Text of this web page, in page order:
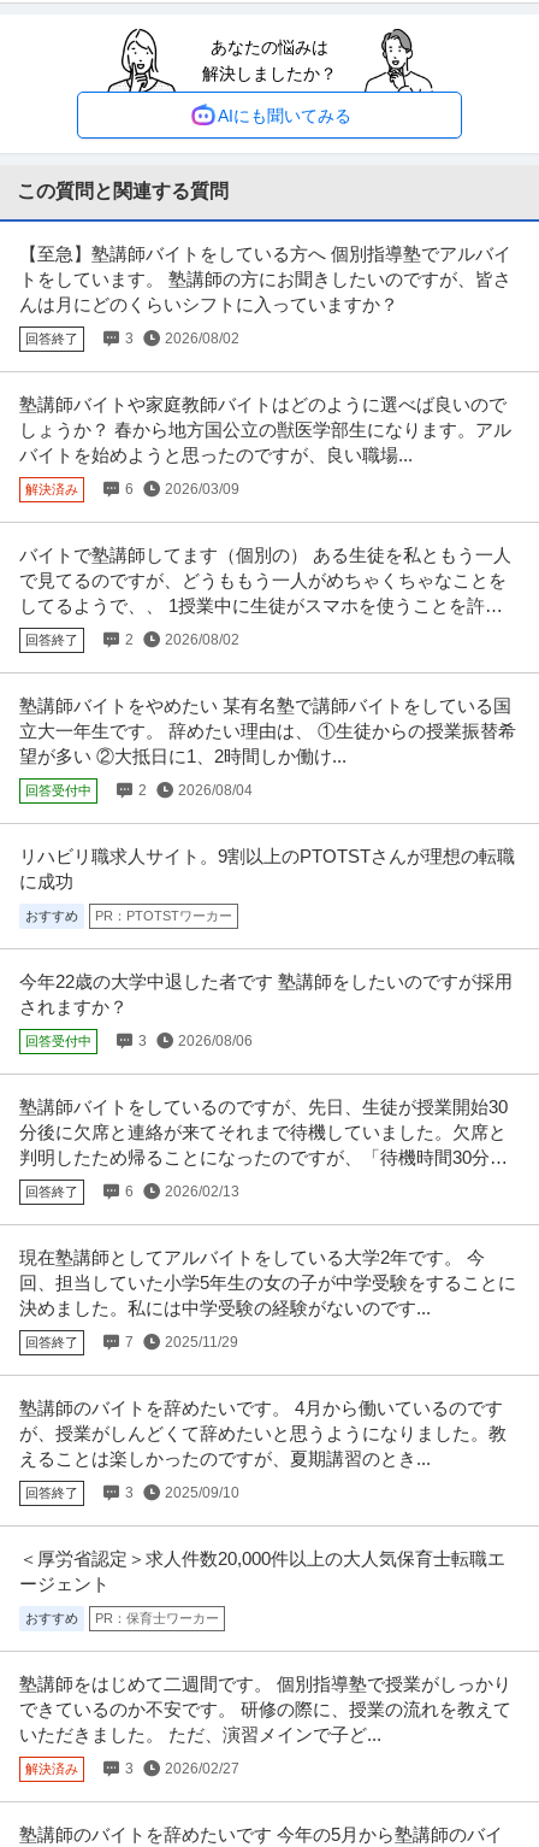
正社員 塾講師 ／東京都・個別指導・専任講師
株式会社フロンティア
交通費支給 昇給あり 社会保険完備
■アピールポイント 《新規開校》中学受験の個別指導講師募集☆ベテラン採
用☆ 【給与】 325000…続きを見る
不動産企画・不動産開発 ／ 大手進学塾の運営部・開発課／総合職
株式会社早稲田アカデミー
一般社団法人 上場企業 産休・育休実績あり
年収400万円〜600万円
【職種】不動産＞不動産企画・不動産開発 【業種】その他（教育・官公庁）
など＞教育 ※会員属性などに…続きを見る
提供：ビズリーチ
キャリアコンサルタント・キャリアカウンセラー ／ 「ベネッセ高
等学院中等部」キャンパス長／副キャンパス長候補 ～新規事業の
株式会社東京個別指導学院
未経験OK
【職種】営業＞キャリアコンサルタント・キャリアカウンセラー 【業種】そ
の他（教育・官公庁）など＞教 …続きを見る
提供：ビズリーチ
当〜HRリード候補博士号多数の精鋭組織でスタートアップの組織
づくりを牽引
新着 大手企業 土日休み 職場内禁煙
年収800万円〜1,500万円
【職種】人事＞採用 【業種】建設＞建設・建築・土木 ※会員属性などに応
じ、当該求人をビズリーチ上で…続きを見る
提供：ビズリーチ
四谷／『河合塾校舎』の施設管理年休120日・土日祝休／「最高レ
ベルの教育」を追求する総合教育機関
学校法人 河合塾
正社員 交通費支給 昇給あり 残業手当あり
学校法人 河合塾 【四谷】『河合塾校舎』の施設管理◆年休120日・土日祝休
／「最高レベルの教育」を
トマネージャー（創薬・診断・医療機器特化 ）
慶應義塾
新着 リモートワーク ベンチャー企業 職場内禁煙
年収800万円〜1,100万円
【職種】経営＞新規事業企画・事業開発 【業種】その他（教育・官公庁）な
この条件の求人をもっと見る
あなたの悩みは
解決しましたか？
AIにも聞いてみる
この質問と関連する質問
【至急】塾講師バイトをしている方へ 個別指導塾でアルバイ
トをしています。 塾講師の方にお聞きしたいのですが、皆さ
んは月にどのくらいシフトに入っていますか？
回答終了 3 2026/08/02
塾講師バイトや家庭教師バイトはどのように選べば良いので
しょうか？ 春から地方国公立の獣医学部生になります。アル
バイトを始めようと思ったのですが、良い職場...
解決済み 6 2026/03/09
バイトで塾講師してます（個別の） ある生徒を私ともう一人
で見てるのですが、どうももう一人がめちゃくちゃなことを
してるようで、、 1授業中に生徒がスマホを使うことを許可
してる
回答終了 2 2026/08/02
塾講師バイトをやめたい 某有名塾で講師バイトをしている国
立大一年生です。 辞めたい理由は、 ①生徒からの授業振替希
望が多い ②大抵日に1、2時間しか働け...
回答受付中 2 2026/08/04
リハビリ職求人サイト。9割以上のPTOTSTさんが理想の転職
に成功
おすすめ PR：PTOTSTワーカー
今年22歳の大学中退した者です 塾講師をしたいのですが採用
されますか？
回答受付中 3 2026/08/06
塾講師バイトをしているのですが、先日、生徒が授業開始30
分後に欠席と連絡が来てそれまで待機していました。欠席と
判明したため帰ることになったのですが、「待機時間30分の
給料を付けられませんか？
回答終了 6 2026/02/13
現在塾講師としてアルバイトをしている大学2年です。 今
回、担当していた小学5年生の女の子が中学受験をすることに
決めました。私には中学受験の経験がないのです...
回答終了 7 2025/11/29
塾講師のバイトを辞めたいです。 4月から働いているのです
が、授業がしんどくて辞めたいと思うようになりました。教
えることは楽しかったのですが、夏期講習のとき...
回答終了 3 2025/09/10
＜厚労省認定＞求人件数20,000件以上の大人気保育士転職エ
ージェント
おすすめ PR：保育士ワーカー
塾講師をはじめて二週間です。 個別指導塾で授業がしっかり
できているのか不安です。 研修の際に、授業の流れを教えて
いただきました。 ただ、演習メインで子ど...
解決済み 3 2026/02/27
塾講師のバイトを辞めたいです 今年の5月から塾講師のバイ